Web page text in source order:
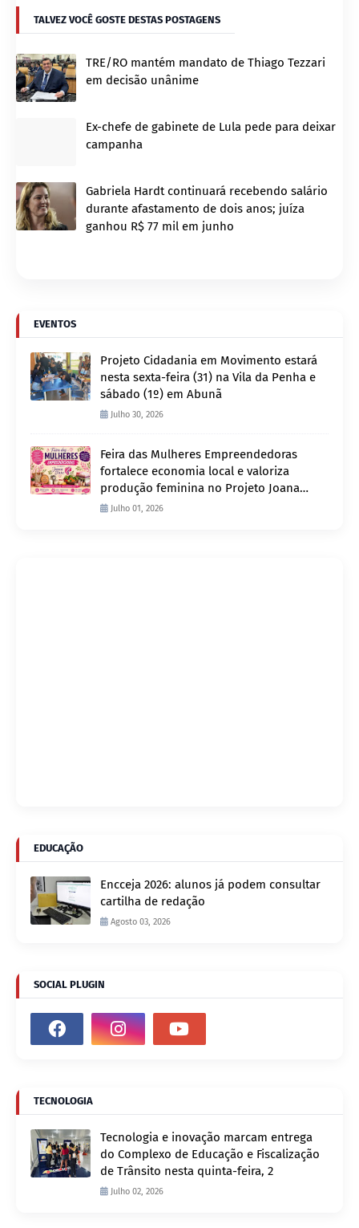
TALVEZ VOCÊ GOSTE DESTAS POSTAGENS
TRE/RO mantém mandato de Thiago Tezzari
em decisão unânime
Ex-chefe de gabinete de Lula pede para deixar
campanha
Gabriela Hardt continuará recebendo salário
durante afastamento de dois anos; juíza
ganhou R$ 77 mil em junho
EVENTOS
Projeto Cidadania em Movimento estará
nesta sexta-feira (31) na Vila da Penha e
sábado (1º) em Abunã
Julho 30, 2026
Feira das Mulheres Empreendedoras
fortalece economia local e valoriza
produção feminina no Projeto Joana
D’Arc
Julho 01, 2026
EDUCAÇÃO
Encceja 2026: alunos já podem consultar
cartilha de redação
Agosto 03, 2026
SOCIAL PLUGIN
TECNOLOGIA
Tecnologia e inovação marcam entrega
do Complexo de Educação e Fiscalização
de Trânsito nesta quinta-feira, 2
Julho 02, 2026